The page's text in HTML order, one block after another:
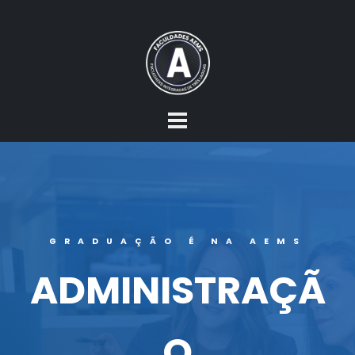
GRADUAÇÃO É NA AEMS
ADMINISTRAÇÃ